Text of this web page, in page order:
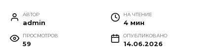
АВТОР
admin
НА ЧТЕНИЕ
4 мин
ПРОСМОТРОВ
59
ОПУБЛИКОВАНО
14.06.2026